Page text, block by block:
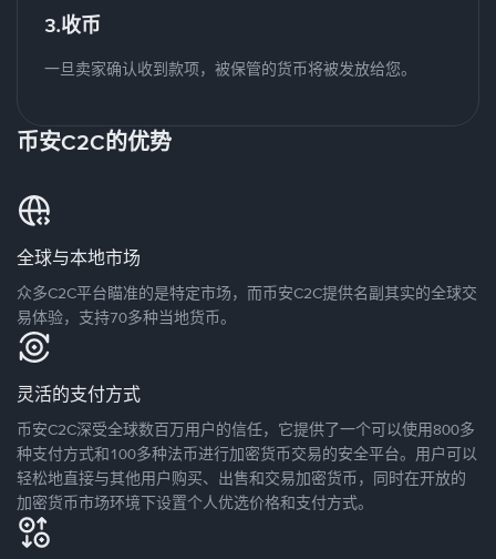
3.收币
一旦卖家确认收到款项，被保管的货币将被发放给您。
币安C2C的优势
全球与本地市场
众多C2C平台瞄准的是特定市场，而币安C2C提供名副其实的全球交
易体验，支持70多种当地货币。
灵活的支付方式
币安C2C深受全球数百万用户的信任，它提供了一个可以使用800多
种支付方式和100多种法币进行加密货币交易的安全平台。用户可以
轻松地直接与其他用户购买、出售和交易加密货币，同时在开放的
加密货币市场环境下设置个人优选价格和支付方式。